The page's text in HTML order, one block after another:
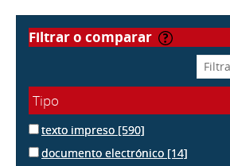
filtrar o comparar
Tipo
texto impreso [590]
documento electrónico [14]